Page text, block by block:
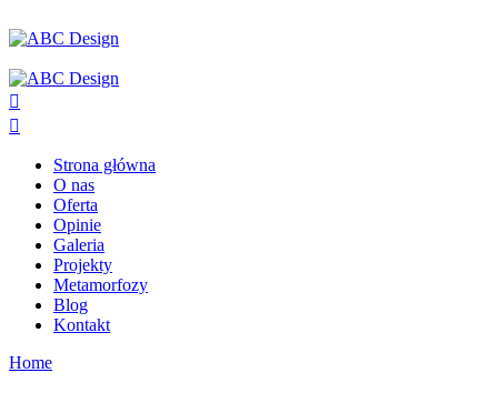
Strona główna
O nas
Oferta
Opinie
Galeria
Projekty
Metamorfozy
Blog
Kontakt
Home